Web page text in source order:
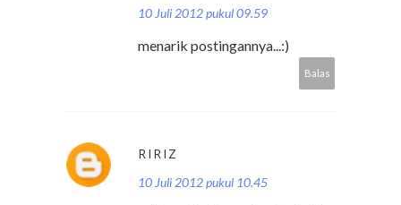
10 Juli 2012 pukul 09.59
menarik postingannya...:)
Balas
RIRIZ
10 Juli 2012 pukul 10.45